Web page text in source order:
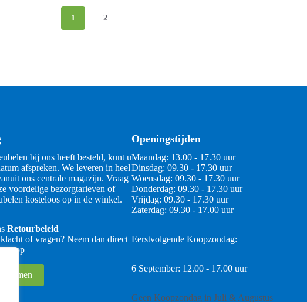
1 2
bij ons heeft besteld, kunt u
afspreken. We leveren in heel
ons centrale magazijn. Vraag
voordelige bezorgtarieven of
kosteloos op in de winkel.
Retourbeleid
of vragen? Neem dan direct
op
Openingstijden
Maandag: 13.00 - 17.30 uur
Dinsdag: 09.30 - 17.30 uur
Woensdag: 09.30 - 17.30 uur
Donderdag: 09.30 - 17.30 uur
Vrijdag: 09.30 - 17.30 uur
Zaterdag: 09.30 - 17.00 uur
Eerstvolgende Koopzondag:
6 September: 12.00 - 17.00 uur
Geen Koopzondag in Juli & Augustus